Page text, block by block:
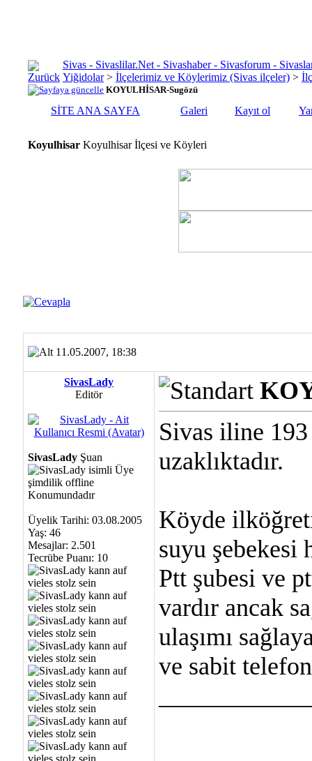
Sivas - Sivaslilar.Net - Sivashaber - Sivasforum -
Yiğidolar > İlçelerimiz ve Köylerimiz (Sivas ilçeler) >
KOYULHİSAR-Sugözü
SİTE ANA SAYFA Galeri Kayıt ol
Koyulhisar Koyulhisar İlçesi ve Köyleri
11.05.2007, 18:38
SivasLady
Editör
SivasLady Şuan
Üyelik Tarihi: 03.08.2005
Yaş: 46
Mesajlar: 2.501
Tecrübe Puanı: 10
Sivas iline
uzaklıktadır.
Köyde
suyu şebekesi
Ptt şubesi ve
vardır ancak
ulaşımı
ve sabit